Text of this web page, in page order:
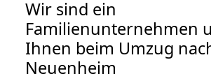
Wir sind ein
Familienunternehmen
Ihnen beim Umzug
Neuenheim